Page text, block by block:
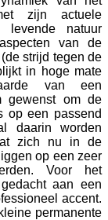
zijn actuele
levende natuur
van de
strijd tegen de
in hoge mate
van een
gewenst om de
op een passend
daarin worden
zich nu in de
op een zeer
Voor het
aan een
accent.
permanente